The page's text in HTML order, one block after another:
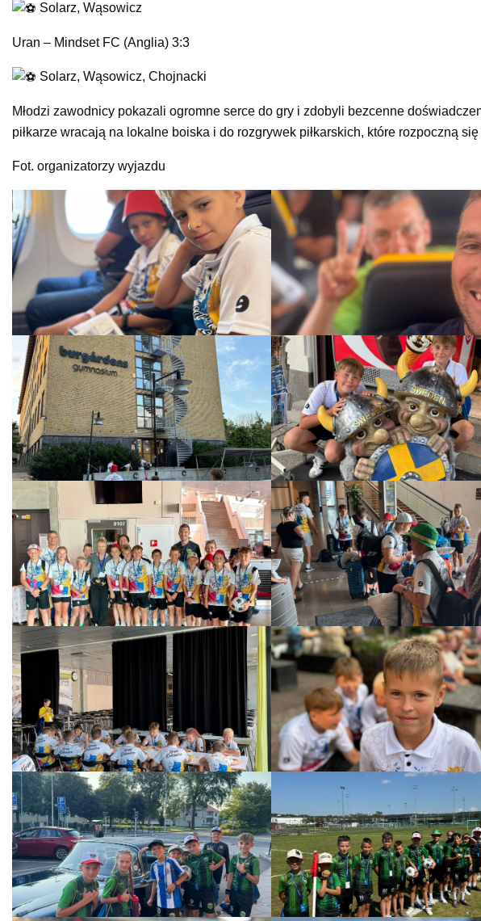
Solarz, Wąsowicz
Uran – Mindset FC (Anglia) 3:3
Solarz, Wąsowicz, Chojnacki
Młodzi zawodnicy pokazali ogromne serce do gry i zdobyli bezcenne
piłkarze wracają na lokalne boiska i do rozgrywek piłkarskich, które rozpoczną
Fot. organizatorzy wyjazdu